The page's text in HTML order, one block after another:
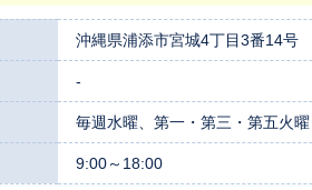
沖縄県浦添市宮城4丁目3番14号
-
毎週水曜、第一・第三・第五火曜
9:00～18:00